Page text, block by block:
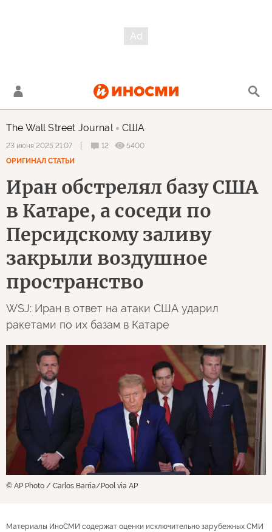
The Wall Street Journal США
23 июня 2025 21:07 12
5400
ОРИГИНАЛ СТАТЬИ
Иран обстрелял базу США
в Катаре, а соседи по
Персидскому заливу
закрыли воздушное
пространство
WSJ: Иран в ответ на атаки США ударил
ракетами по их базам в Катаре
© AP Photo / Carlos Barria/Pool via AP
Материалы ИноСМИ содержат оценки исключительно зарубежных СМИ